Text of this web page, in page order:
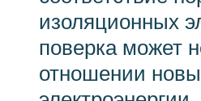
изоляционных
поверка может
отношении